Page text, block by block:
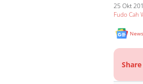
25 Okt
Fudo Cah
News